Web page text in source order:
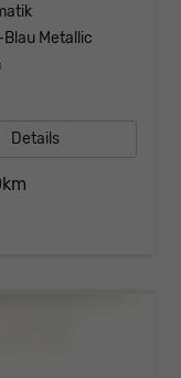
Blau Metallic
Details